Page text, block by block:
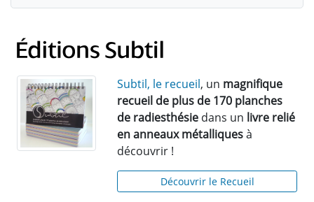
Subtil, le recueil, un magnifique
recueil de plus de 170 planches
de radiesthésie dans un livre relié
en anneaux métalliquesà
découvrir !
Découvrir le Recueil